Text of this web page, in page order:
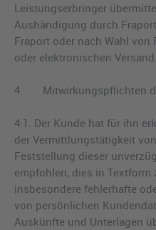
Leistungserbringer
Aushändigung durch
Fraport oder nach Wahl
oder elektronischen Versand.
4. Mitwirkungspflichten
4.1. Der Kunde hat für ihn
der Vermittlungstätigkeit
Feststellung dieser
empfohlen, dies in Textform
insbesondere fehlerhafte
von persönlichen
Auskünfte und Unterlagen